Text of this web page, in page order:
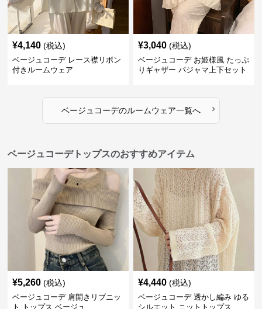
¥4,140 (税込)
ベージュコーデ レース襟リボン
付きルームウェア
¥3,040 (税込)
ベージュコーデ お姫様風 たっぷ
りギャザー パジャマ上下セット
ベージュコーデのルームウェア一覧へ ›
ベージュコーデトップスのおすすめアイテム
¥5,260 (税込)
ベージュコーデ 肩開きリブニッ
ト トップス ベージュ
¥4,440 (税込)
ベージュコーデ 透かし編み ゆる
シルエット ニットトップス